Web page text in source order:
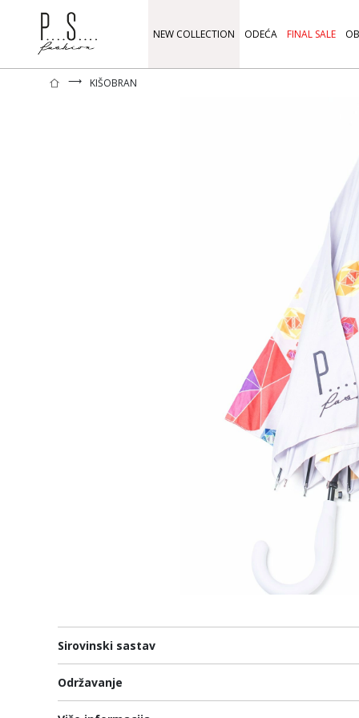
NEW COLLECTION ODEĆA FINAL SALE
⟶ KIŠOBRAN
Sirovinski sastav
Održavanje